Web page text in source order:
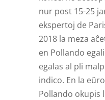
nur post 15-25
ekspertoj de
2018 la meza
en Pollando
egalas al pli
indico. En la
Pollando okupis